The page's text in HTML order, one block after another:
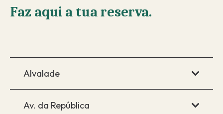
Faz aqui a tua reserva.
Alvalade
Av. da República